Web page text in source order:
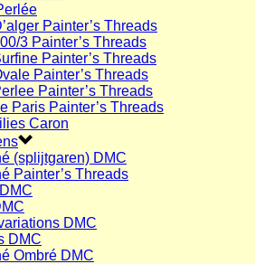
Painter’s Threads
3 Painter’s Threads
Painter’s Threads
Painter’s Threads
Painter’s Threads
Paris Painter’s Threads
Caron
(splijtgaren) DMC
Painter’s Threads
DMC
DMC
Ombré DMC